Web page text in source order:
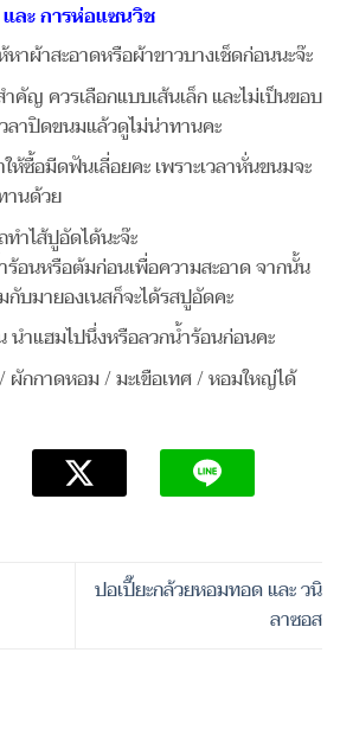
ละ การห่อแซนวิช
าผ้าสะอาดหรือผ้าขาวบางเช็ดก่อนนะจ๊ะ
คัญ ควรเลือกแบบเส้นเล็ก และไม่เป็นขอบ
ลาปิดขนมแล้วดูไม่น่าทานคะ
ซื้อมีดฟันเลี่อยคะ เพราะเวลาหั่นขนมจะ
านด้วย
ำไส้ปูอัดได้นะจ๊ะ
ร้อนหรือต้มก่อนเพื่อความสะอาด จากนั้น
บมายองเนสก็จะได้รสปูอัดคะ
นำแฮมไปนึ่งหรือลวกน้ำร้อนก่อนคะ
กกาดหอม / มะเขือเทศ / หอมใหญ่ได้
ปอเปี๊ยะกล้วยหอมทอด และ วนิ
ลาซอส